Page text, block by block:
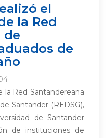
el
la Red
de
de
Red Santandereana
Santander (REDSG),
de Santander
de instituciones de